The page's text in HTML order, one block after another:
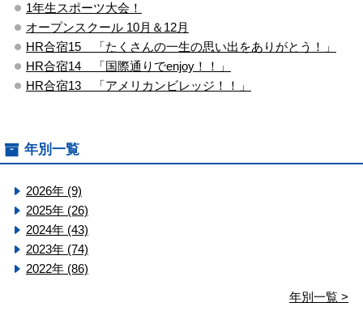
1年生スポーツ大会！
オープンスクール 10月＆12月
HR合宿15 「たくさんの一生の思い出をありがとう！」
HR合宿14 「国際通りでenjoy！！」
HR合宿13 「アメリカンビレッジ！！」
年別一覧
2026年 (9)
2025年 (26)
2024年 (43)
2023年 (74)
2022年 (86)
年別一覧 >